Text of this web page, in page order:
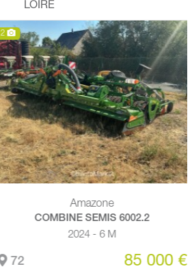
LOIRE
Amazone
COMBINE SEMIS 6002.2
2024 - 6 M
85 000 €
6